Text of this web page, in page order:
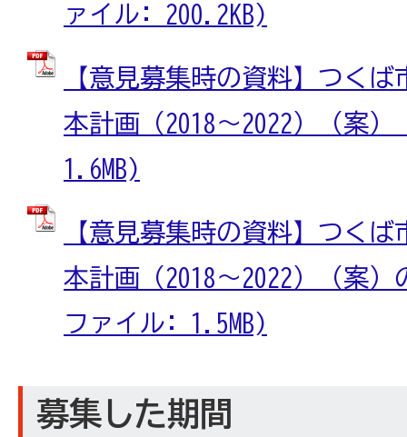
ァイル: 200.2KB)
【意見募集時の資料】つく
本計画（2018～2022）（案
1.6MB)
【意見募集時の資料】つく
本計画（2018～2022）（案
ファイル: 1.5MB)
募集した期間